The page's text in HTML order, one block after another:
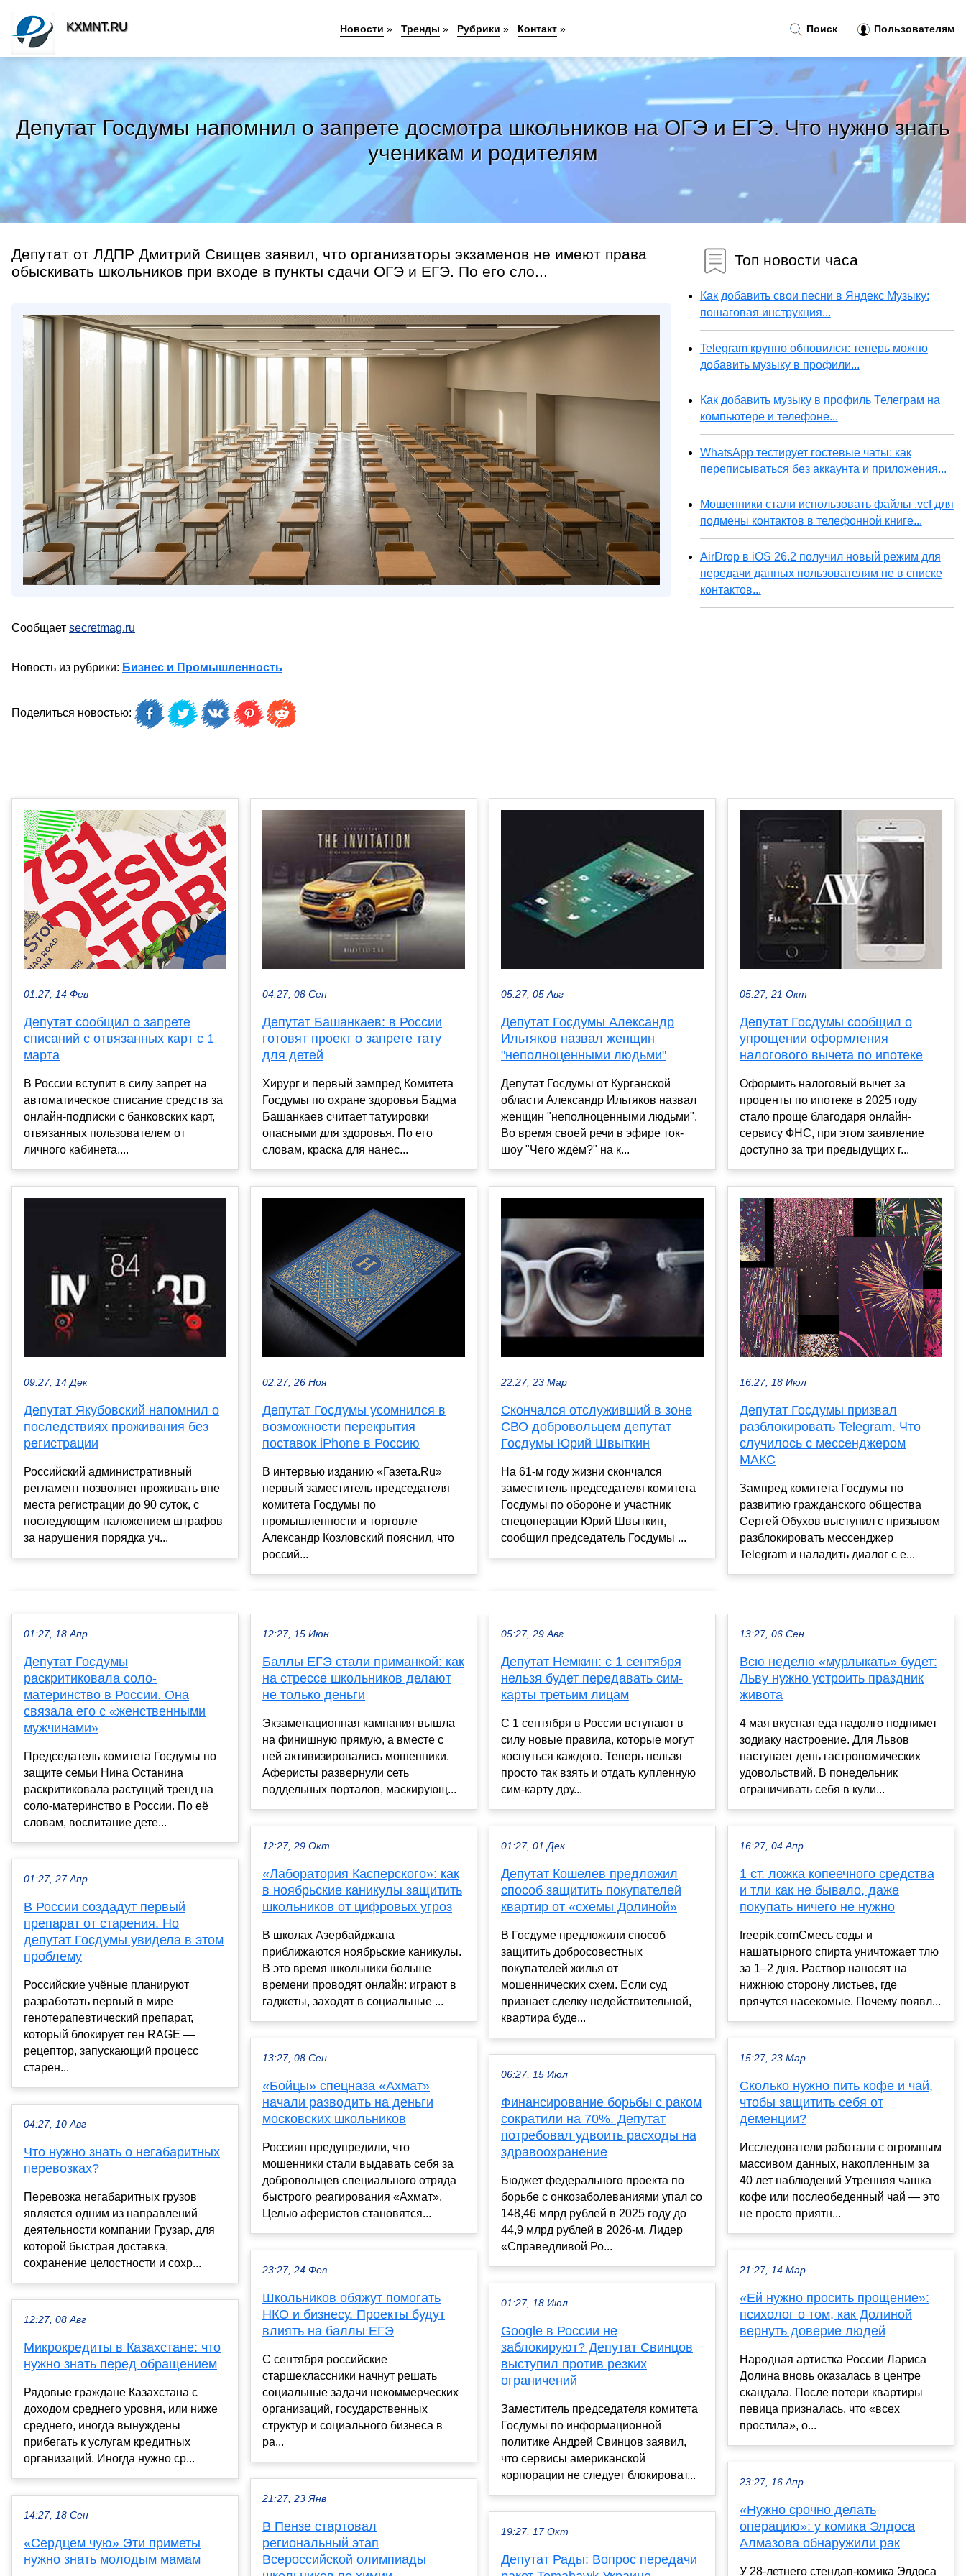
Депутат Госдумы напомнил о запрете досмотра школьников на ОГЭ и ЕГЭ. Что нужно знать
ученикам и родителям
Депутат от ЛДПР Дмитрий Свищев заявил, что организаторы экзаменов не имеют права
обыскивать школьников при входе в пункты сдачи ОГЭ и ЕГЭ. По его сло...
Сообщает secretmag.ru
Новость из рубрики: Бизнес и Промышленность
Поделиться новостью:
Топ новости часа
Как добавить свои песни в Яндекс Музыку:
пошаговая инструкция...
Telegram крупно обновился: теперь можно
добавить музыку в профили...
Как добавить музыку в профиль Телеграм на
компьютере и телефоне...
WhatsApp тестирует гостевые чаты: как
переписываться без аккаунта и приложения...
Мошенники стали использовать файлы .vcf для
подмены контактов в телефонной книге...
AirDrop в iOS 26.2 получил новый режим для
передачи данных пользователям не в списке
контактов...
01:27, 14 Фев
Депутат сообщил о запрете
списаний с отвязанных карт с 1
марта
В России вступит в силу запрет на
автоматическое списание средств за
онлайн-подписки с банковских карт,
отвязанных пользователем от
личного кабинета....
09:27, 14 Дек
Депутат Якубовский напомнил о
последствиях проживания без
регистрации
Российский административный
регламент позволяет проживать вне
места регистрации до 90 суток, с
последующим наложением штрафов
за нарушения порядка уч...
04:27, 08 Сен
Депутат Башанкаев: в России
готовят проект о запрете тату
для детей
Хирург и первый зампред Комитета
Госдумы по охране здоровья Бадма
Башанкаев считает татуировки
опасными для здоровья. По его
словам, краска для нанес...
02:27, 26 Ноя
Депутат Госдумы усомнился в
возможности перекрытия
поставок iPhone в Россию
В интервью изданию «Газета.Ru»
первый заместитель председателя
комитета Госдумы по
промышленности и торговле
Александр Козловский пояснил, что
россий...
05:27, 05 Авг
Депутат Госдумы Александр
Ильтяков назвал женщин
"неполноценными людьми"
Депутат Госдумы от Курганской
области Александр Ильтяков назвал
женщин "неполноценными людьми".
Во время своей речи в эфире ток-
шоу "Чего ждём?" на к...
22:27, 23 Мар
Скончался отслуживший в зоне
СВО добровольцем депутат
Госдумы Юрий Швыткин
На 61-м году жизни скончался
заместитель председателя комитета
Госдумы по обороне и участник
спецоперации Юрий Швыткин,
сообщил председатель Госдумы ...
05:27, 21 Окт
Депутат Госдумы сообщил о
упрощении оформления
налогового вычета по ипотеке
Оформить налоговый вычет за
проценты по ипотеке в 2025 году
стало проще благодаря онлайн-
сервису ФНС, при этом заявление
доступно за три предыдущих г...
16:27, 18 Июл
Депутат Госдумы призвал
разблокировать Telegram. Что
случилось с мессенджером
МАКС
Зампред комитета Госдумы по
развитию гражданского общества
Сергей Обухов выступил с призывом
разблокировать мессенджер
Telegram и наладить диалог с е...
01:27, 18 Апр
Депутат Госдумы
раскритиковала соло-
материнство в России. Она
связала его с «женственными
мужчинами»
Председатель комитета Госдумы по
защите семьи Нина Останина
раскритиковала растущий тренд на
соло-материнство в России. По её
словам, воспитание дете...
01:27, 27 Апр
В России создадут первый
препарат от старения. Но
депутат Госдумы увидела в этом
проблему
Российские учёные планируют
разработать первый в мире
генотерапевтический препарат,
который блокирует ген RAGE —
рецептор, запускающий процесс
старен...
04:27, 10 Авг
Что нужно знать о негабаритных
перевозках?
Перевозка негабаритных грузов
является одним из направлений
деятельности компании Грузар, для
которой быстрая доставка,
сохранение целостности и сохр...
12:27, 08 Авг
Микрокредиты в Казахстане: что
нужно знать перед обращением
Рядовые граждане Казахстана с
доходом среднего уровня, или ниже
среднего, иногда вынуждены
прибегать к услугам кредитных
организаций. Иногда нужно ср...
14:27, 18 Сен
«Сердцем чую» Эти приметы
нужно знать молодым мамам
12:27, 15 Июн
Баллы ЕГЭ стали приманкой: как
на стрессе школьников делают
не только деньги
Экзаменационная кампания вышла
на финишную прямую, а вместе с
ней активизировались мошенники.
Аферисты развернули сеть
поддельных порталов, маскирующ...
12:27, 29 Окт
«Лаборатория Касперского»: как
в ноябрьские каникулы защитить
школьников от цифровых угроз
В школах Азербайджана
приближаются ноябрьские каникулы.
В это время школьники больше
времени проводят онлайн: играют в
гаджеты, заходят в социальные ...
13:27, 08 Сен
«Бойцы» спецназа «Ахмат»
начали разводить на деньги
московских школьников
Россиян предупредили, что
мошенники стали выдавать себя за
добровольцев специального отряда
быстрого реагирования «Ахмат».
Целью аферистов становятся...
23:27, 24 Фев
Школьников обяжут помогать
НКО и бизнесу. Проекты будут
влиять на баллы ЕГЭ
С сентября российские
старшеклассники начнут решать
социальные задачи некоммерческих
организаций, государственных
структур и социального бизнеса в
ра...
21:27, 23 Янв
В Пензе стартовал
региональный этап
Всероссийской олимпиады
05:27, 29 Авг
Депутат Немкин: с 1 сентября
нельзя будет передавать сим-
карты третьим лицам
С 1 сентября в России вступают в
силу новые правила, которые могут
коснуться каждого. Теперь нельзя
просто так взять и отдать купленную
сим-карту дру...
01:27, 01 Дек
Депутат Кошелев предложил
способ защитить покупателей
квартир от «схемы Долиной»
В Госдуме предложили способ
защитить добросовестных
покупателей жилья от
мошеннических схем. Если суд
признает сделку недействительной,
квартира буде...
06:27, 15 Июл
Финансирование борьбы с раком
сократили на 70%. Депутат
потребовал удвоить расходы на
здравоохранение
Бюджет федерального проекта по
борьбе с онкозаболеваниями упал со
148,46 млрд рублей в 2025 году до
44,9 млрд рублей в 2026-м. Лидер
«Справедливой Ро...
01:27, 18 Июл
Google в России не
заблокируют? Депутат Свинцов
выступил против резких
ограничений
Заместитель председателя комитета
Госдумы по информационной
политике Андрей Свинцов заявил,
что сервисы американской
корпорации не следует блокироват...
19:27, 17 Окт
Депутат Рады: Вопрос передачи
13:27, 06 Сен
Всю неделю «мурлыкать» будет:
Льву нужно устроить праздник
живота
4 мая вкусная еда надолго поднимет
зодиаку настроение. Для Львов
наступает день гастрономических
удовольствий. В понедельник
ограничивать себя в кули...
16:27, 04 Апр
1 ст. ложка копеечного средства
и тли как не бывало, даже
покупать ничего не нужно
freepik.comСмесь соды и
нашатырного спирта уничтожает тлю
за 1–2 дня. Раствор наносят на
нижнюю сторону листьев, где
прячутся насекомые. Почему появл...
15:27, 23 Мар
Сколько нужно пить кофе и чай,
чтобы защитить себя от
деменции?
Исследователи работали с огромным
массивом данных, накопленным за
40 лет наблюдений Утренняя чашка
кофе или послеобеденный чай — это
не просто приятн...
21:27, 14 Мар
«Ей нужно просить прощение»:
психолог о том, как Долиной
вернуть доверие людей
Народная артистка России Лариса
Долина вновь оказалась в центре
скандала. После потери квартиры
певица призналась, что «всех
простила», о...
23:27, 16 Апр
«Нужно срочно делать
операцию»: у комика Элдоса
Алмазова обнаружили рак
У 28-летнего стендап-комика Элдоса
Поиск Пользователям
KXMNT.RU Новости » Тренды » Рубрики » Контакт»